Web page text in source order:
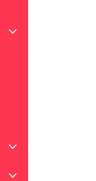
+
+
+